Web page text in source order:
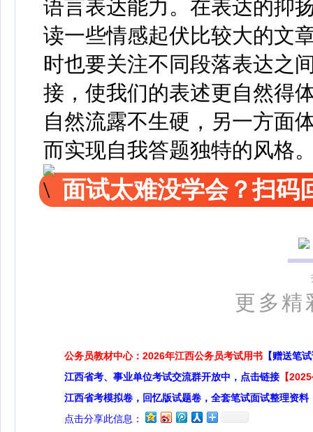
语言表达能力。在表达的抑
读一些情感起伏比较大的文
时也要关注不同段落表达之
接，使我们的表述更自然得
自然流露不生硬，另一方面
而实现自我答题独特的风格
面试太难没学会？扫码
更多精
公务员教材中心：2026年江西公务员考试用书 【赠送笔
江西省考、事业单位考试交流群开放中，点击链接 【
江西省考模拟卷，回忆版试题卷，全套笔试面试整理资料
点击分享此信息：